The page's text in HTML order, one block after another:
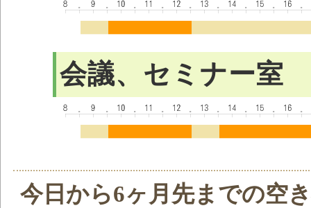
会議、セミナー室
今日から6ヶ月先までの空